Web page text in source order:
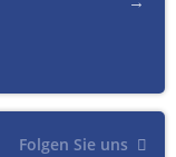
Folgen Sie uns